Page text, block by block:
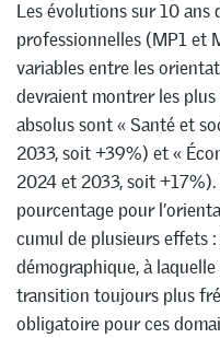
Les évolutions sur 10
professionnelles (MP1 et
variables entre les
devraient montrer les
absolus sont « Santé et
2033, soit +39%) et «
2024 et 2033, soit +17%).
pourcentage pour
cumul de plusieurs effets
démographique, à
transition toujours plus
obligatoire pour ces